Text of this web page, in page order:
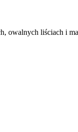
owalnych liściach i